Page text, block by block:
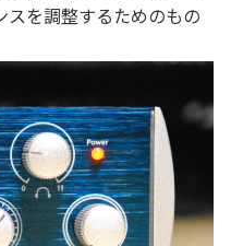
スを調整するためのもの